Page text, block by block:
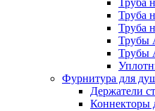
Труба
Труба
Труба
Трубы
Трубы
Фурнитура для
Держатели
Коннекторы